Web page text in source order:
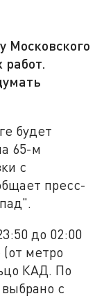
Московского
работ.
будет
65-м
с
пресс-
до 02:00
метро
КАД. По
с